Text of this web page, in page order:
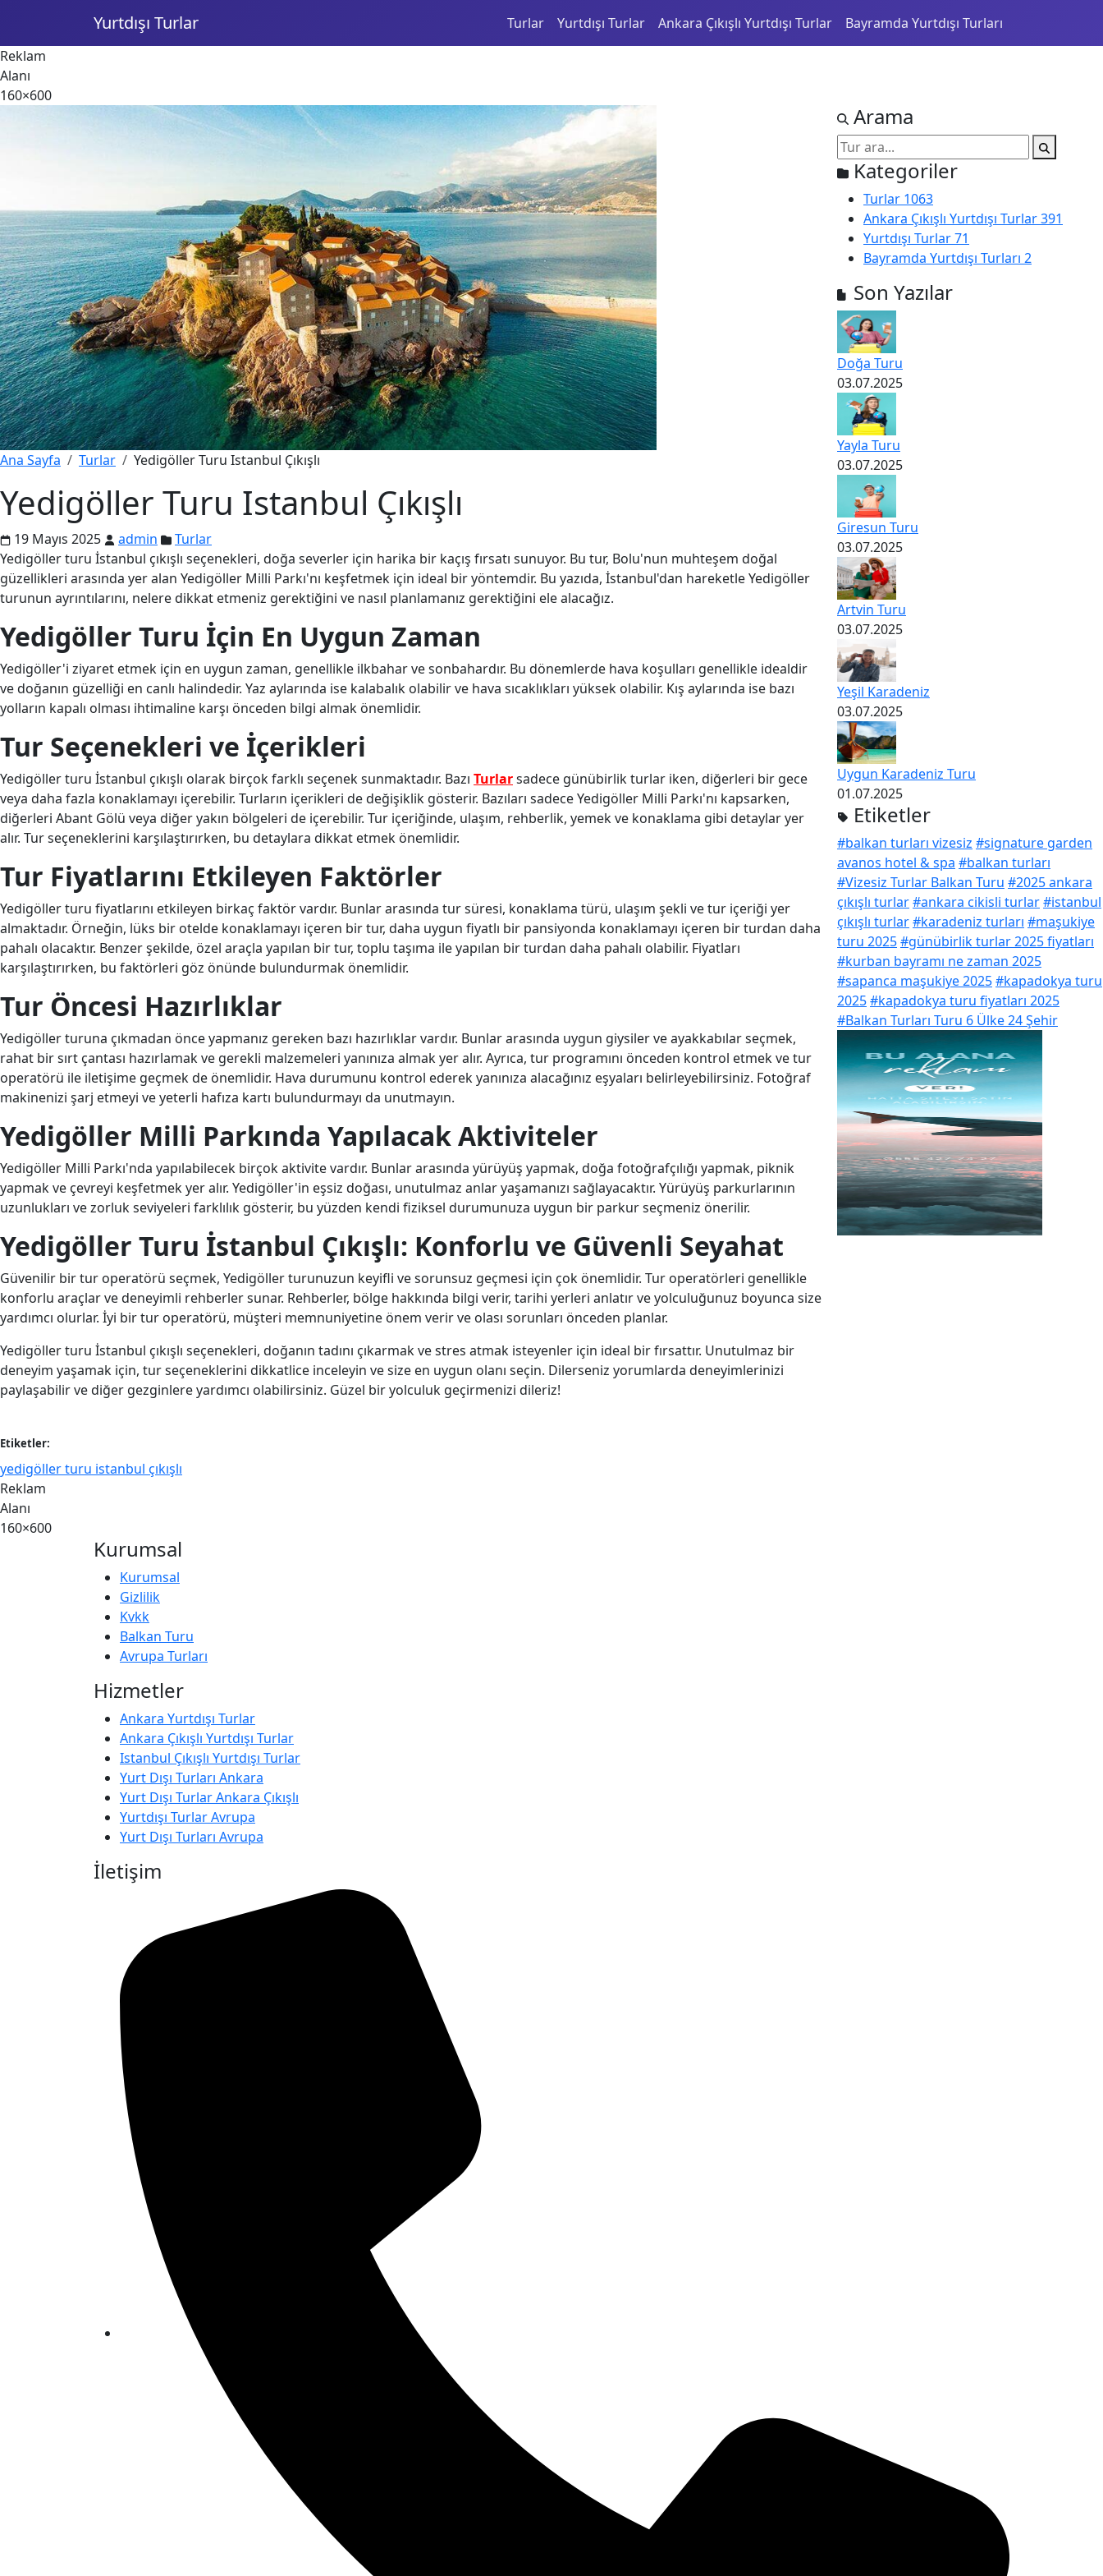
Yurtdışı Turlar Turlar Yurtdışı Turlar Ankara Çıkışlı Yurtdışı Turlar
Bayramda Yurtdışı Turları
Reklam
Alanı
160×600
Ana Sayfa Turlar Yedigöller Turu Istanbul Çıkışlı
Yedigöller Turu Istanbul Çıkışlı
19 Mayıs 2025 admin
Turlar
Yedigöller turu İstanbul çıkışlı seçenekleri, doğa severler için harika bir kaçış fırsatı sunuyor. Bu tur, Bolu'nun muhteşem doğal
güzellikleri arasında yer alan Yedigöller Milli Parkı'nı keşfetmek için ideal bir yöntemdir. Bu yazıda, İstanbul'dan hareketle Yedigöller
turunun ayrıntılarını, nelere dikkat etmeniz gerektiğini ve nasıl planlamanız gerektiğini ele alacağız.
Yedigöller Turu İçin En Uygun Zaman
Yedigöller'i ziyaret etmek için en uygun zaman, genellikle ilkbahar ve sonbahardır. Bu dönemlerde hava koşulları genellikle idealdir
ve doğanın güzelliği en canlı halindedir. Yaz aylarında ise kalabalık olabilir ve hava sıcaklıkları yüksek olabilir. Kış aylarında ise bazı
yolların kapalı olması ihtimaline karşı önceden bilgi almak önemlidir.
Tur Seçenekleri ve İçerikleri
Yedigöller turu İstanbul çıkışlı olarak birçok farklı seçenek sunmaktadır. Bazı Turlarsadece günübirlik turlar iken, diğerleri bir gece
veya daha fazla konaklamayı içerebilir. Turların içerikleri de değişiklik gösterir. Bazıları sadece Yedigöller Milli Parkı'nı kapsarken,
diğerleri Abant Gölü veya diğer yakın bölgeleri de içerebilir. Tur içeriğinde, ulaşım, rehberlik, yemek ve konaklama gibi detaylar yer
alır. Tur seçeneklerini karşılaştırırken, bu detaylara dikkat etmek önemlidir.
Tur Fiyatlarını Etkileyen Faktörler
Yedigöller turu fiyatlarını etkileyen birkaç faktör vardır. Bunlar arasında tur süresi, konaklama türü, ulaşım şekli ve tur içeriği yer
almaktadır. Örneğin, lüks bir otelde konaklamayı içeren bir tur, daha uygun fiyatlı bir pansiyonda konaklamayı içeren bir turdan daha
pahalı olacaktır. Benzer şekilde, özel araçla yapılan bir tur, toplu taşıma ile yapılan bir turdan daha pahalı olabilir. Fiyatları
karşılaştırırken, bu faktörleri göz önünde bulundurmak önemlidir.
Tur Öncesi Hazırlıklar
Yedigöller turuna çıkmadan önce yapmanız gereken bazı hazırlıklar vardır. Bunlar arasında uygun giysiler ve ayakkabılar seçmek,
rahat bir sırt çantası hazırlamak ve gerekli malzemeleri yanınıza almak yer alır. Ayrıca, tur programını önceden kontrol etmek ve tur
operatörü ile iletişime geçmek de önemlidir. Hava durumunu kontrol ederek yanınıza alacağınız eşyaları belirleyebilirsiniz. Fotoğraf
makinenizi şarj etmeyi ve yeterli hafıza kartı bulundurmayı da unutmayın.
Yedigöller Milli Parkında Yapılacak Aktiviteler
Yedigöller Milli Parkı'nda yapılabilecek birçok aktivite vardır. Bunlar arasında yürüyüş yapmak, doğa fotoğrafçılığı yapmak, piknik
yapmak ve çevreyi keşfetmek yer alır. Yedigöller'in eşsiz doğası, unutulmaz anlar yaşamanızı sağlayacaktır. Yürüyüş parkurlarının
uzunlukları ve zorluk seviyeleri farklılık gösterir, bu yüzden kendi fiziksel durumunuza uygun bir parkur seçmeniz önerilir.
Yedigöller Turu İstanbul Çıkışlı: Konforlu ve Güvenli Seyahat
Güvenilir bir tur operatörü seçmek, Yedigöller turunuzun keyifli ve sorunsuz geçmesi için çok önemlidir. Tur operatörleri genellikle
konforlu araçlar ve deneyimli rehberler sunar. Rehberler, bölge hakkında bilgi verir, tarihi yerleri anlatır ve yolculuğunuz boyunca size
yardımcı olurlar. İyi bir tur operatörü, müşteri memnuniyetine önem verir ve olası sorunları önceden planlar.
Yedigöller turu İstanbul çıkışlı seçenekleri, doğanın tadını çıkarmak ve stres atmak isteyenler için ideal bir fırsattır. Unutulmaz bir
deneyim yaşamak için, tur seçeneklerini dikkatlice inceleyin ve size en uygun olanı seçin. Dilerseniz yorumlarda deneyimlerinizi
paylaşabilir ve diğer gezginlere yardımcı olabilirsiniz. Güzel bir yolculuk geçirmenizi dileriz!
Etiketler:
yedigöller turu istanbul çıkışlı
Arama
Kategoriler
Turlar 1063
Ankara Çıkışlı Yurtdışı Turlar391
Yurtdışı Turlar71
Bayramda Yurtdışı Turları 2
Son Yazılar
Doğa Turu
03.07.2025
Yayla Turu
03.07.2025
Giresun Turu
03.07.2025
Artvin Turu
03.07.2025
Yeşil Karadeniz
03.07.2025
Uygun Karadeniz Turu
01.07.2025
Etiketler
#balkan turları vizesiz #signature garden
avanos hotel & spa #balkan turları
#Vizesiz Turlar Balkan Turu #2025 ankara
çıkışlı turlar#ankara cikisli turlar#istanbul
çıkışlı turlar#karadeniz turları #maşukiye
turu 2025#günübirlik turlar 2025 fiyatları
#kurban bayramı ne zaman 2025
#sapanca maşukiye 2025#kapadokya turu
2025#kapadokya turu fiyatları 2025
#Balkan Turları Turu 6 Ülke 24 Şehir
Reklam
Alanı
160×600
Kurumsal
Kurumsal
Gizlilik
Kvkk
Balkan Turu
Avrupa Turları
Hizmetler
Ankara Yurtdışı Turlar
Ankara Çıkışlı Yurtdışı Turlar
Istanbul Çıkışlı Yurtdışı Turlar
Yurt Dışı Turları Ankara
Yurt Dışı Turlar Ankara Çıkışlı
Yurtdışı Turlar Avrupa
Yurt Dışı Turları Avrupa
İletişim